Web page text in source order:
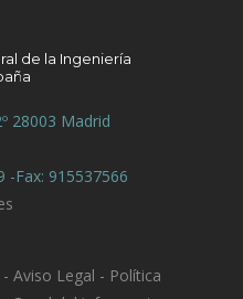
de la Ingeniería
28003 Madrid
-Fax: 915537566
- Aviso Legal - Política